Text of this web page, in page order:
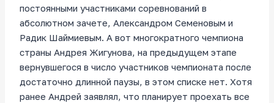
постоянными участниками соревнований в
абсолютном зачете, Александром Семеновым и
Радик Шаймиевым. А вот многократного чемпиона
страны Андрея Жигунова, на предыдущем этапе
вернувшегося в число участников чемпионата после
достаточно длинной паузы, в этом списке нет. Хотя
ранее Андрей заявлял, что планирует проехать все